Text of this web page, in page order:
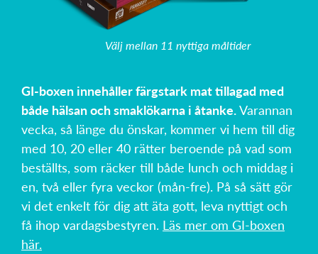
Välj mellan 11 nyttiga måltider
GI-boxen innehåller färgstark mat tillagad med
både hälsan och smaklökarna i åtanke.Varannan
vecka, så länge du önskar, kommer vi hem till dig
med 10, 20 eller 40 rätter beroende på vad som
beställts, som räcker till både lunch och middag i
en, två eller fyra veckor (mån-fre). På så sätt gör
vi det enkelt för dig att äta gott, leva nyttigt och
få ihop vardagsbestyren. Läs mer om GI-boxen
här.